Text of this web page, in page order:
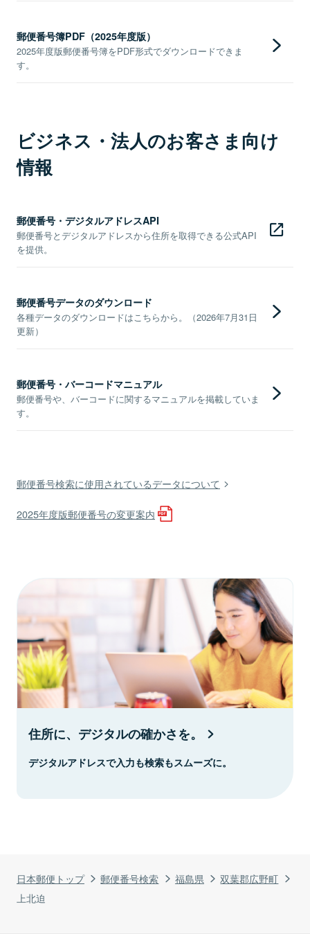
日本郵便トップ 郵便番号検索 福島県
双葉郡広野町
上北迫
郵便番号簿PDF（2025年度版）
2025年度版郵便番号簿をPDF形式でダウンロードできま
す。
ビジネス・法人のお客さま向け
情報
郵便番号・デジタルアドレスAPI
郵便番号とデジタルアドレスから住所を取得できる公式API
を提供。
郵便番号データのダウンロード
各種データのダウンロードはこちらから。（2026年7月31日
更新）
郵便番号・バーコードマニュアル
郵便番号や、バーコードに関するマニュアルを掲載していま
す。
郵便番号検索に使用されているデータについて
2025年度版郵便番号の変更案内
住所に、デジタルの確かさを。
デジタルアドレスで入力も検索もスムーズに。